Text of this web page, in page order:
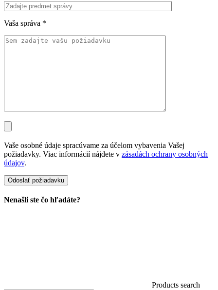
Vaša správa *
Vaše osobné údaje spracúvame za účelom vybavenia Vašej
požiadavky. Viac informácií nájdete v zásadách ochrany osobných
údajov.
Nenašli ste čo hľadáte?
Products search